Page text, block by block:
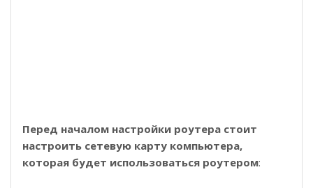
Перед началом настройки роутера стоит
настроить сетевую карту компьютера,
которая будет использоваться роутером: